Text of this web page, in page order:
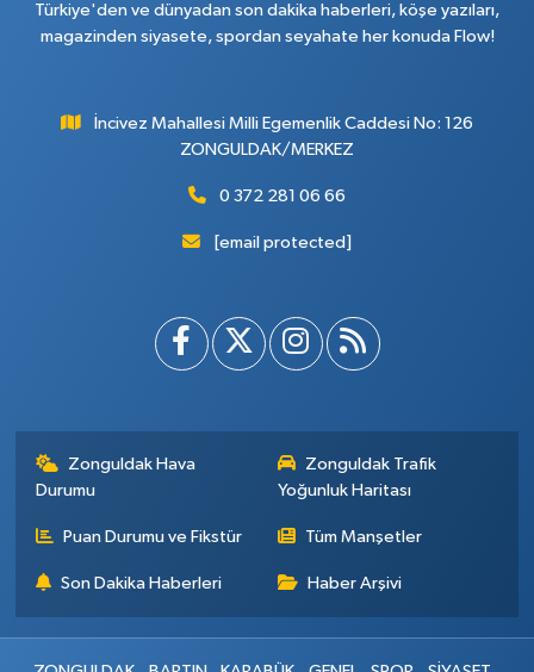
Türkiye'den ve dünyadan son dakika haberleri, köşe yazıları,
magazinden siyasete, spordan seyahate her konuda Flow!
İncivez Mahallesi Milli Egemenlik Caddesi No: 126
ZONGULDAK/MERKEZ
0 372 281 06 66
[email protected]
Zonguldak Hava
Durumu
Zonguldak Trafik
Yoğunluk Haritası
Puan Durumu ve Fikstür Tüm Manşetler
Son Dakika Haberleri Haber Arşivi